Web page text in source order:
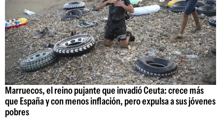
Marruecos, el reino pujante que invadió Ceuta: crece más
que España y con menos inflación, pero expulsa a sus jóvenes
pobres